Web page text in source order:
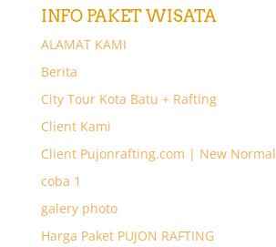
INFO PAKET WISATA
ALAMAT KAMI
Berita
City Tour Kota Batu + Rafting
Client Kami
Client Pujonrafting.com | New Normal
coba 1
galery photo
Harga Paket PUJON RAFTING